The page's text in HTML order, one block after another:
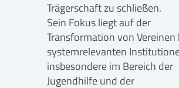
Trägerschaft zu schließen.
Sein Fokus liegt auf der
Transformation von Vereinen
systemrelevanten
insbesondere im Bereich der
Jugendhilfe und der